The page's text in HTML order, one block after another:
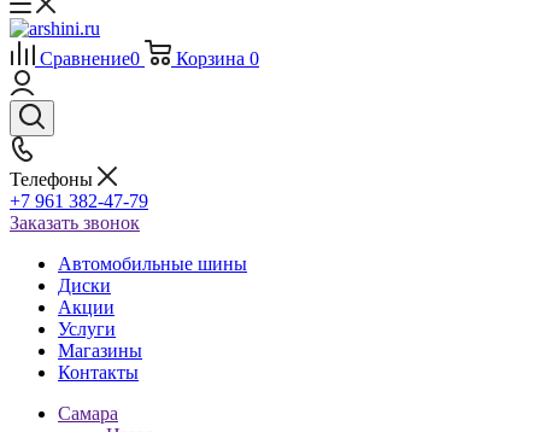
Сравнение0 Корзина 0
Телефоны
+7 961 382-47-79
Заказать звонок
Автомобильные шины
Диски
Акции
Услуги
Магазины
Контакты
Самара